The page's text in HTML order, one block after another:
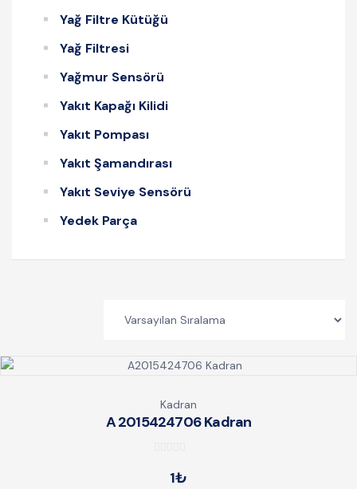
Yağ Filtre Kütüğü
Yağ Filtresi
Yağmur Sensörü
Yakıt Kapağı Kilidi
Yakıt Pompası
Yakıt Şamandırası
Yakıt Seviye Sensörü
Yedek Parça
Kadran
A 2015424706 Kadran
1₺